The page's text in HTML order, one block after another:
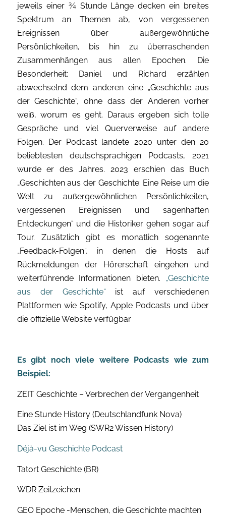
jeweils einer ¾ Stunde Länge decken ein breites
Spektrum an Themen ab, von vergessenen
Ereignissen über außergewöhnliche
Persönlichkeiten, bis hin zu überraschenden
Zusammenhängen aus allen Epochen. Die
Besonderheit: Daniel und Richard erzählen
abwechselnd dem anderen eine „Geschichte aus
der Geschichte“, ohne dass der Anderen vorher
weiß, worum es geht. Daraus ergeben sich tolle
Gespräche und viel Querverweise auf andere
Folgen. Der Podcast landete 2020 unter den 20
beliebtesten deutschsprachigen Podcasts, 2021
wurde er des Jahres. 2023 erschien das Buch
„Geschichten aus der Geschichte: Eine Reise um die
Welt zu außergewöhnlichen Persönlichkeiten,
vergessenen Ereignissen und sagenhaften
Entdeckungen“ und die Historiker gehen sogar auf
Tour. Zusätzlich gibt es monatlich sogenannte
„Feedback-Folgen“, in denen die Hosts auf
Rückmeldungen der Hörerschaft eingehen und
weiterführende Informationen bieten. „Geschichte
aus der Geschichte“ ist auf verschiedenen
Plattformen wie Spotify, Apple Podcasts und über
die offizielle Website verfügbar
Es gibt noch viele weitere Podcasts wie zum
Beispiel:
ZEIT Geschichte – Verbrechen der Vergangenheit
Eine Stunde History (Deutschlandfunk Nova)
Das Ziel ist im Weg (SWR2 Wissen History)
Déjà-vu Geschichte Podcast
Tatort Geschichte (BR)
WDR Zeitzeichen
GEO Epoche -Menschen, die Geschichte machten